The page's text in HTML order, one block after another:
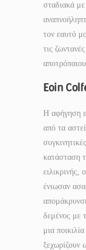
σταδιακά
τον εαυτό
τις
Eoin
Η αφήγηση
από τα
κατάσταση
ειλικρινής,
ένιωσαν
δεμένος με
μια
ξεχωρίζουν